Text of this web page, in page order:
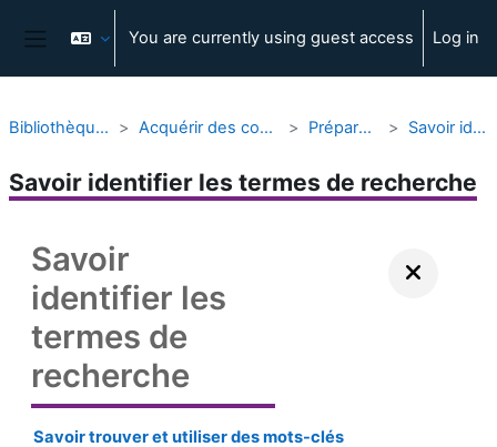
Skip to main content
You are currently using guest access Log in
Bibliothèques et Appui à la Science Ouverte Acquérir des compétences pour faire une recherche documentaire Préparer sa recherche documentaire Savoir identifier les termes de recherche
Savoir identifier les termes de recherche
Savoir
identifier les
termes de
recherche
Savoir trouver et utiliser des mots-clés